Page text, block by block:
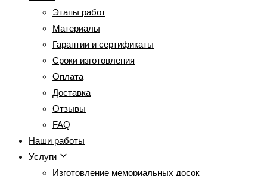
Этапы работ
Материалы
Гарантии и сертификаты
Сроки изготовления
Оплата
Доставка
Отзывы
FAQ
Наши работы
Услуги
Изготовление мемориальных досок